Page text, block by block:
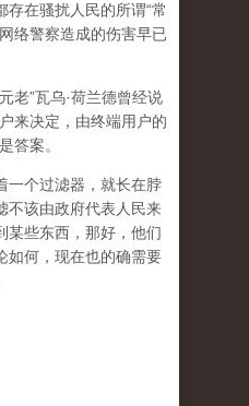
存在骚扰人民的所谓“常
络警察造成的伤害早已
老”瓦乌·荷兰德曾经说
来决定，由终端用户的
答案。
一个过滤器，就长在脖
该由政府代表人民来
某些东西，那好，他们
如何，现在也的确需要